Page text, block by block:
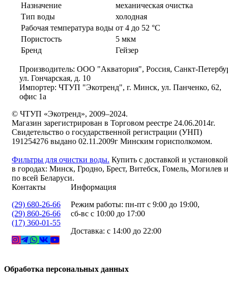
Назначение
механическая очистка
Тип воды
холодная
Рабочая температура воды от 4 до 52 °C
Пористость
5 мкм
Бренд
Гейзер
Производитель: ООО "Акватория", Россия, Санкт-
ул. Гончарская, д. 10
Импортер: ЧТУП "Экотренд", г. Минск, ул. Панченко, 62,
офис 1а
© ЧТУП «Экотренд», 2009–2024.
Магазин зарегистрирован в Торговом реестре 24.06.2014г.
Свидетельство о государственной регистрации (УНП)
191254276 выдано 02.11.2009г Минским горисполкомом.
Фильтры для очистки воды. Купить с доставкой и установкой
в городах: Минск, Гродно, Брест, Витебск, Гомель, Могилев и
по всей Беларуси.
Контакты
(29) 680-26-66
(29) 860-26-66
(17) 360-01-55
Информация
Режим работы: пн-пт с 9:00 до 19:00,
сб-вс с 10:00 до 17:00
Доставка: с 14:00 до 22:00
Обработка персональных данных